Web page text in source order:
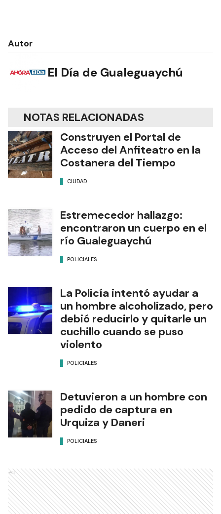
Autor
El Día de Gualeguaychú
NOTAS RELACIONADAS
Construyen el Portal de
Acceso del Anfiteatro en la
Costanera del Tiempo
CIUDAD
Estremecedor hallazgo:
encontraron un cuerpo en el
río Gualeguaychú
POLICIALES
La Policía intentó ayudar a
un hombre alcoholizado, pero
debió reducirlo y quitarle un
cuchillo cuando se puso
violento
POLICIALES
Detuvieron a un hombre con
pedido de captura en
Urquiza y Daneri
POLICIALES
Ads